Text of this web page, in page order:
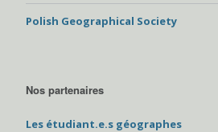
Polish Geographical Society
Nos partenaires
Les étudiant.e.s géographes